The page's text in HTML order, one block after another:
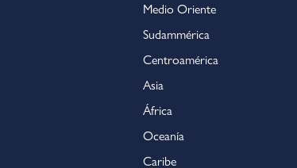
Medio Oriente
Sudammérica
Centroamérica
Asia
África
Oceanía
Caribe